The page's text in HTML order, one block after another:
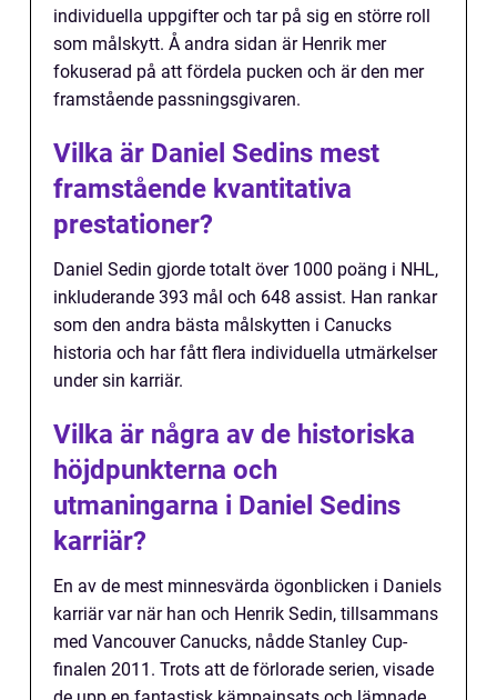
individuella uppgifter och tar på sig en större roll
som målskytt. Å andra sidan är Henrik mer
fokuserad på att fördela pucken och är den mer
framstående passningsgivaren.
Vilka är Daniel Sedins mest
framstående kvantitativa
prestationer?
Daniel Sedin gjorde totalt över 1000 poäng i NHL,
inkluderande 393 mål och 648 assist. Han rankar
som den andra bästa målskytten i Canucks
historia och har fått flera individuella utmärkelser
under sin karriär.
Vilka är några av de historiska
höjdpunkterna och
utmaningarna i Daniel Sedins
karriär?
En av de mest minnesvärda ögonblicken i Daniels
karriär var när han och Henrik Sedin, tillsammans
med Vancouver Canucks, nådde Stanley Cup-
finalen 2011. Trots att de förlorade serien, visade